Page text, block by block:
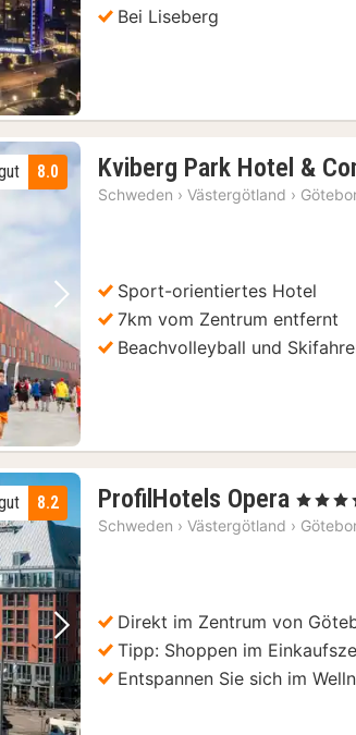
Bei Liseberg
Nächstes Bild
8.0 Kviberg Park Hotel &
Schweden › Västergötland ›
Sport-orientiertes Hotel
7km vom Zentrum entfernt
Beachvolleyball und
Nächstes Bild
8.2 ProfilHotels Opera 1
, 4 Sterne
Schweden › Västergötland ›
Direkt im Zentrum von
Tipp: Shoppen im
Entspannen Sie sich im